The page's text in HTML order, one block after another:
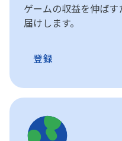
ゲームの収益を伸ば
届けします。
登録